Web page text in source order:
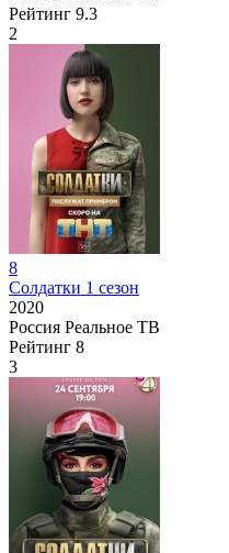
Рейтинг 9.3
2
8
Солдатки 1 сезон
2020
Россия Реальное ТВ
Рейтинг 8
3